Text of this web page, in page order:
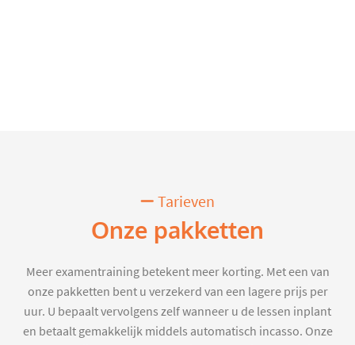
Tarieven
Onze pakketten
Meer examentraining betekent meer korting. Met een van
onze pakketten bent u verzekerd van een lagere prijs per
uur. U bepaalt vervolgens zelf wanneer u de lessen inplant
en betaalt gemakkelijk middels automatisch incasso. Onze